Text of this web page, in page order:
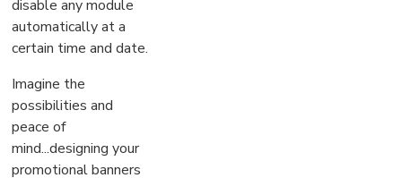
disable any module
automatically at a
certain time and date.
Imagine the
possibilities and
peace of
mind...designing your
promotional banners